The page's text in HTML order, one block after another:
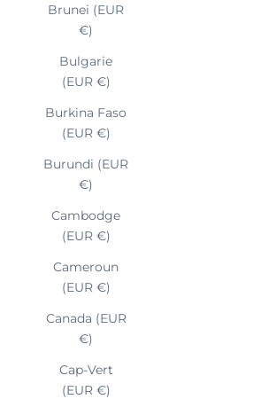
Brunei (EUR
€)
Bulgarie
(EUR €)
Burkina Faso
(EUR €)
Burundi (EUR
€)
Cambodge
(EUR €)
Cameroun
(EUR €)
Canada (EUR
€)
Cap-Vert
(EUR €)